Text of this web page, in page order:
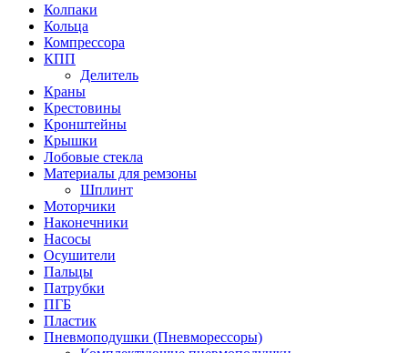
Колпаки
Кольца
Компрессора
КПП
Делитель
Краны
Крестовины
Кронштейны
Крышки
Лобовые стекла
Материалы для ремзоны
Шплинт
Моторчики
Наконечники
Насосы
Осушители
Пальцы
Патрубки
ПГБ
Пластик
Пневмоподушки (Пневморессоры)